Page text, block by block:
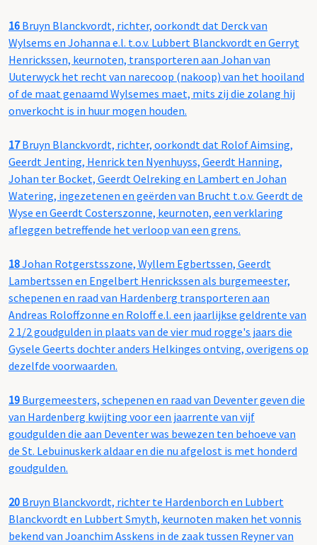
16 Bruyn Blanckvordt, richter, oorkondt dat Derck van
Wylsems en Johanna e.l. t.o.v. Lubbert Blanckvordt en Gerryt
Henrickssen, keurnoten, transporteren aan Johan van
Uuterwyck het recht van narecoop (nakoop) van het hooiland
of de maat genaamd Wylsemes maet, mits zij die zolang hij
onverkocht is in huur mogen houden.
17Bruyn Blanckvordt, richter, oorkondt dat Rolof Aimsing,
Geerdt Jenting, Henrick ten Nyenhuyss, Geerdt Hanning,
Johan ter Bocket, Geerdt Oelreking en Lambert en Johan
Watering, ingezetenen en geërden van Brucht t.o.v. Geerdt de
Wyse en Geerdt Costerszonne, keurnoten, een verklaring
afleggen betreffende het verloop van een grens.
18Johan Rotgerstsszone, Wyllem Egbertssen, Geerdt
Lambertssen en Engelbert Henrickssen als burgemeester,
schepenen en raad van Hardenberg transporteren aan
Andreas Roloffzonne en Roloff e.l. een jaarlijkse geldrente van
2 1/2 goudgulden in plaats van de vier mud rogge's jaars die
Gysele Geerts dochter anders Helkinges ontving, overigens op
dezelfde voorwaarden.
19 Burgemeesters, schepenen en raad van Deventer geven die
van Hardenberg kwijting voor een jaarrente van vijf
goudgulden die aan Deventer was bewezen ten behoeve van
de St. Lebuinuskerk aldaar en die nu afgelost is met honderd
goudgulden.
20 Bruyn Blanckvordt, richter te Hardenborch en Lubbert
Blanckvordt en Lubbert Smyth, keurnoten maken het vonnis
bekend van Joanchim Asskens in de zaak tussen Reyner van